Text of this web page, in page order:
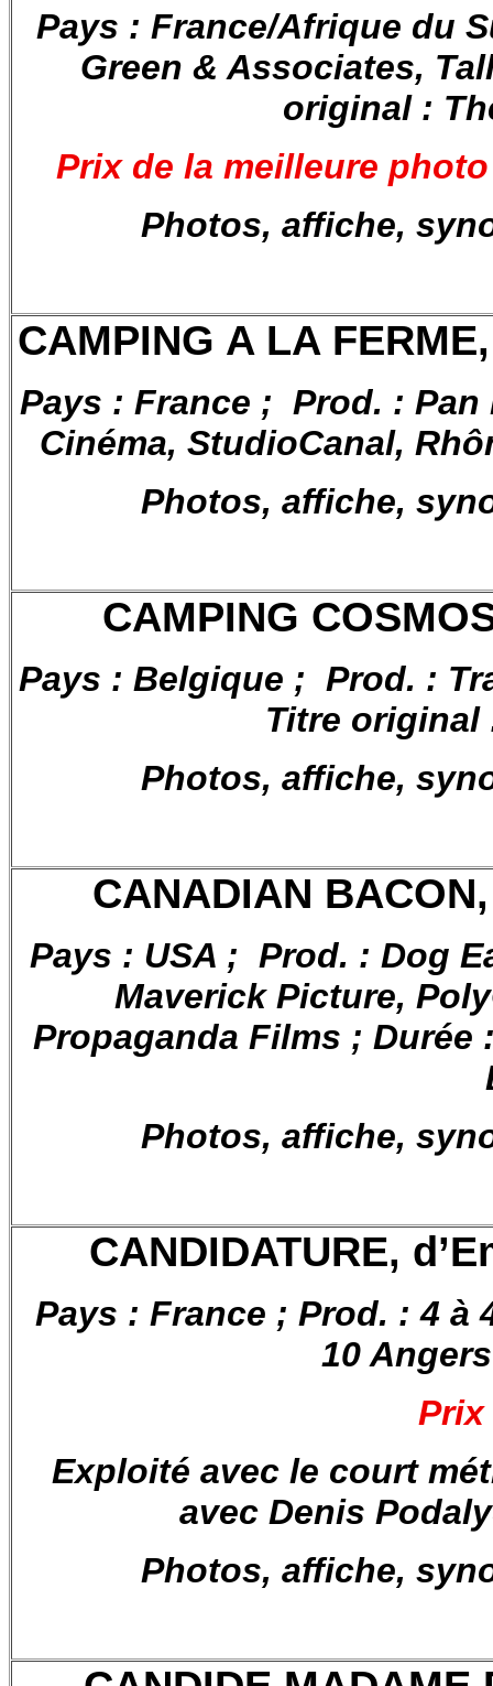
Pays : France/Afrique du
Green & Associates,
original :
Prix de la meilleure
Photos, affiche,
CAMPING A LA
Pays : France ; Prod. :
Cinéma, StudioCanal,
Photos, affiche,
CAMPING
Pays : Belgique ; Prod. :
Titre original
Photos, affiche,
CANADIAN
Pays : USA ; Prod. : Dog
Maverick Picture,
Propaganda Films ;
Photos, affiche,
CANDIDATURE,
Pays : France ; Prod. : 4 à
10
Prix
Exploité avec le court
avec Denis
Photos, affiche,